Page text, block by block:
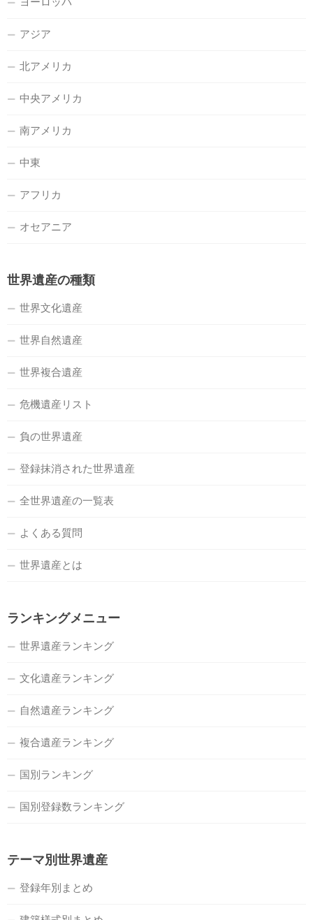
アジア
北アメリカ
中央アメリカ
南アメリカ
中東
アフリカ
オセアニア
世界遺産の種類
世界文化遺産
世界自然遺産
世界複合遺産
危機遺産リスト
負の世界遺産
登録抹消された世界遺産
全世界遺産の一覧表
よくある質問
世界遺産とは
ランキングメニュー
世界遺産ランキング
文化遺産ランキング
自然遺産ランキング
複合遺産ランキング
国別ランキング
国別登録数ランキング
テーマ別世界遺産
登録年別まとめ